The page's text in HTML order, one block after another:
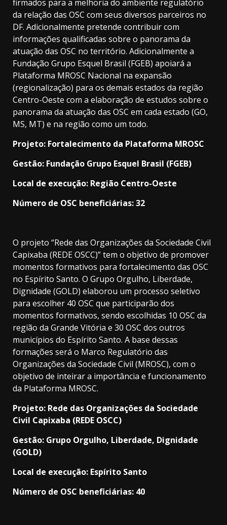
firmados para a melhoria do ambiente regulatório
da relação das OSC com seus diversos parceiros no
DF. Adicionalmente pretende contribuir com
informações qualificadas sobre o panorama da
atuação das OSC no território. Adicionalmente a
Fundação Grupo Esquel Brasil (FGEB) apoiará a
Plataforma MROSC Nacional na expansão
(regionalização) para os demais estados da região
Centro-Oeste com a elaboração de estudos sobre o
panorama da atuação das OSC em cada estado (GO,
MS, MT) e na região como um todo.
Projeto: Fortalecimento da Plataforma MROSC
Gestão: Fundação Grupo Esquel Brasil (FGEB)
Local de execução: Região Centro-Oeste
Número de OSC beneficiárias: 32
O projeto “Rede das Organizações da Sociedade Civil
Capixaba (REDE OSCC)” tem o objetivo de promover
momentos formativos para fortalecimento das OSC
no Espírito Santo. O Grupo Orgulho, Liberdade,
Dignidade (GOLD) elaborou um processo seletivo
para escolher 40 OSC que participarão dos
momentos formativos, sendo escolhidas 10 OSC da
região da Grande Vitória e 30 OSC dos outros
municípios do Espírito Santo. A base dessas
formações será o Marco Regulatório das
Organizações da Sociedade Civil (MROSC), com o
objetivo de inteirar a importância e funcionamento
da Plataforma MROSC.
Projeto: Rede das Organizações da Sociedade
Civil Capixaba (REDE OSCC)
Gestão: Grupo Orgulho, Liberdade, Dignidade
(GOLD)
Local de execução: Espírito Santo
Número de OSC beneficiárias: 40